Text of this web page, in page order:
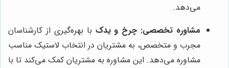
می‌دهد.
مشاوره تخصصی: چرخ و یدک با بهره‌گیری از کارشناسان
مجرب و متخصص، به مشتریان در انتخاب لاستیک مناسب
مشاوره می‌دهد. این مشاوره به مشتریان کمک می‌کند تا با